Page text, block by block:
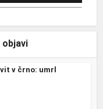
v črno: umrl